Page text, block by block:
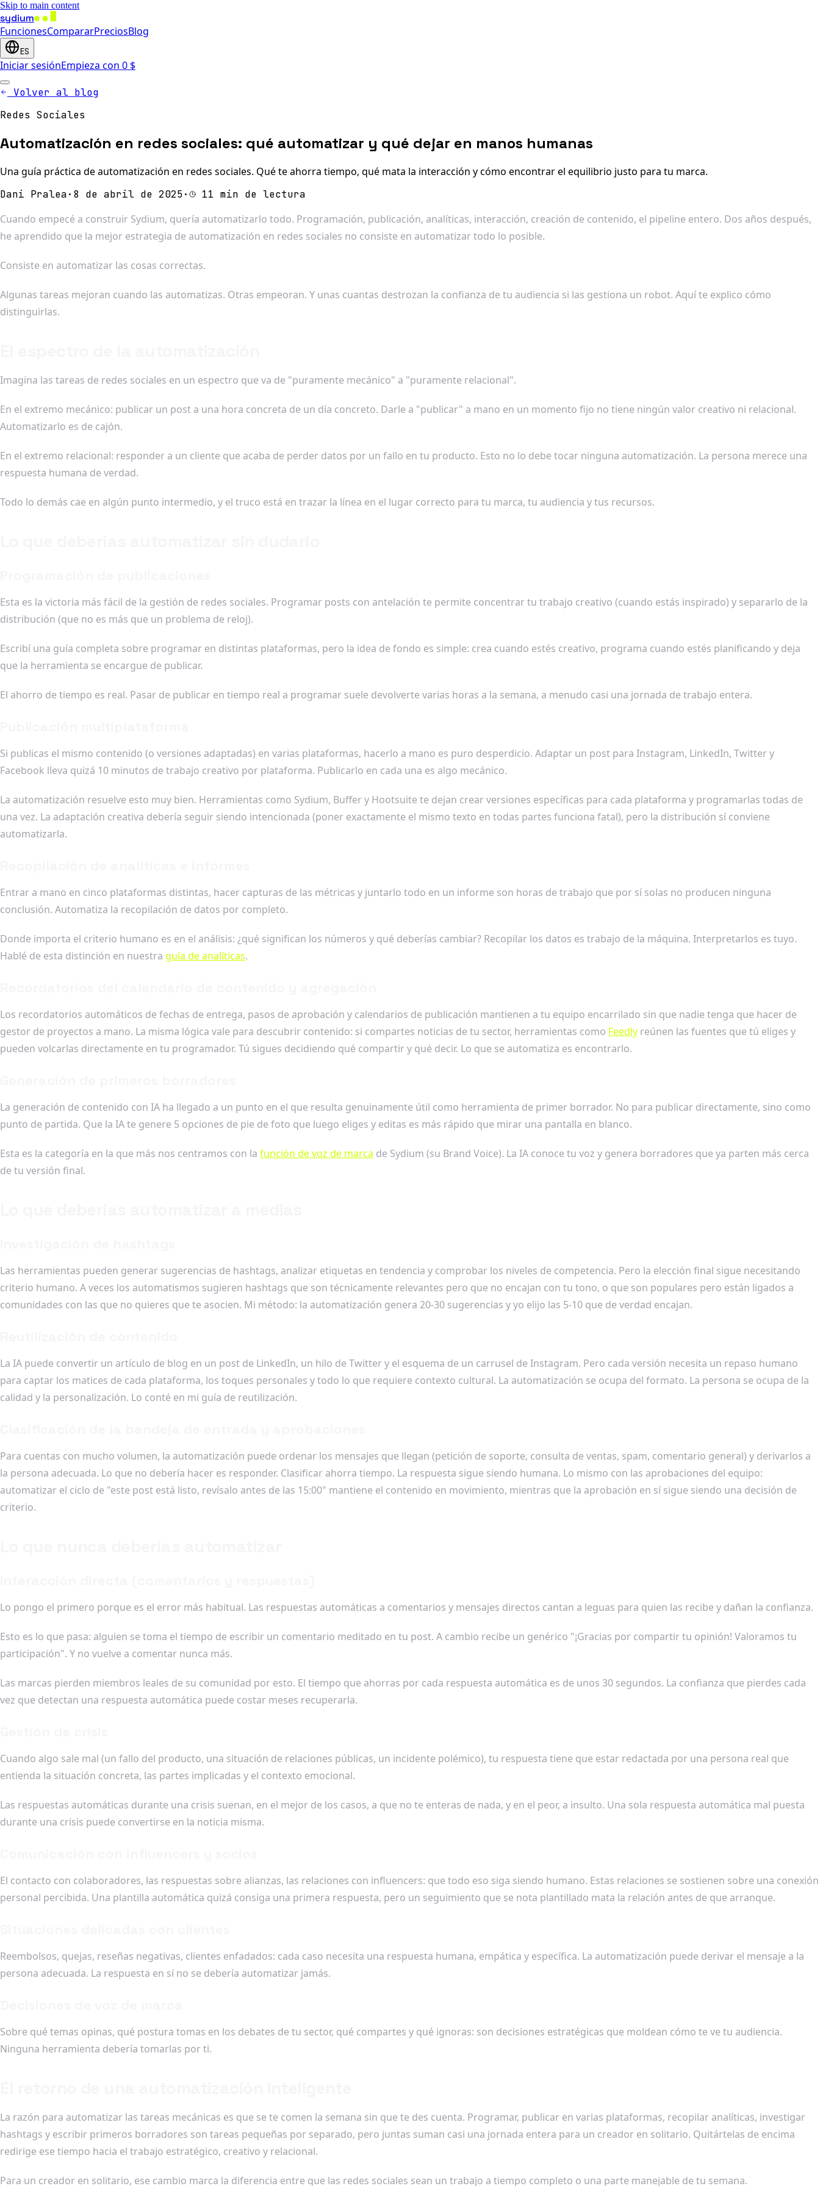
Skip to main content
sydium
FuncionesCompararPreciosBlog
ES
Iniciar sesiónEmpieza con 0 $
Volver al blog
Redes Sociales
Automatización en redes sociales: qué automatizar y qué dejar en manos humanas
Una guía práctica de automatización en redes sociales. Qué te ahorra tiempo, qué mata la interacción y cómo encontrar el equilibrio justo para tu marca.
Dani Pralea· 8 de abril de 2025· 11 min de lectura
Cuando empecé a construir Sydium, quería automatizarlo todo. Programación, publicación, analíticas, interacción, creación de contenido, el pipeline entero. Dos años después,
he aprendido que la mejor estrategia de automatización en redes sociales no consiste en automatizar todo lo posible.
Consiste en automatizar las cosas correctas.
Algunas tareas mejoran cuando las automatizas. Otras empeoran. Y unas cuantas destrozan la confianza de tu audiencia si las gestiona un robot. Aquí te explico cómo
distinguirlas.
Imagina las tareas de redes sociales en un espectro que va de "puramente mecánico" a "puramente relacional".
En el extremo mecánico: publicar un post a una hora concreta de un día concreto. Darle a "publicar" a mano en un momento fijo no tiene ningún valor creativo ni relacional.
Automatizarlo es de cajón.
En el extremo relacional: responder a un cliente que acaba de perder datos por un fallo en tu producto. Esto no lo debe tocar ninguna automatización. La persona merece una
respuesta humana de verdad.
Todo lo demás cae en algún punto intermedio, y el truco está en trazar la línea en el lugar correcto para tu marca, tu audiencia y tus recursos.
Esta es la victoria más fácil de la gestión de redes sociales. Programar posts con antelación te permite concentrar tu trabajo creativo (cuando estás inspirado) y separarlo de la
distribución (que no es más que un problema de reloj).
Escribí una guía completa sobre programar en distintas plataformas, pero la idea de fondo es simple: crea cuando estés creativo, programa cuando estés planificando y deja
que la herramienta se encargue de publicar.
El ahorro de tiempo es real. Pasar de publicar en tiempo real a programar suele devolverte varias horas a la semana, a menudo casi una jornada de trabajo entera.
Si publicas el mismo contenido (o versiones adaptadas) en varias plataformas, hacerlo a mano es puro desperdicio. Adaptar un post para Instagram, LinkedIn, Twitter y
Facebook lleva quizá 10 minutos de trabajo creativo por plataforma. Publicarlo en cada una es algo mecánico.
La automatización resuelve esto muy bien. Herramientas como Sydium, Buffer y Hootsuite te dejan crear versiones específicas para cada plataforma y programarlas todas de
una vez. La adaptación creativa debería seguir siendo intencionada (poner exactamente el mismo texto en todas partes funciona fatal), pero la distribución sí conviene
automatizarla.
Entrar a mano en cinco plataformas distintas, hacer capturas de las métricas y juntarlo todo en un informe son horas de trabajo que por sí solas no producen ninguna
conclusión. Automatiza la recopilación de datos por completo.
Donde importa el criterio humano es en el análisis: ¿qué significan los números y qué deberías cambiar? Recopilar los datos es trabajo de la máquina. Interpretarlos es tuyo.
Hablé de esta distinción en nuestra guía de analíticas.
Los recordatorios automáticos de fechas de entrega, pasos de aprobación y calendarios de publicación mantienen a tu equipo encarrilado sin que nadie tenga que hacer de
gestor de proyectos a mano. La misma lógica vale para descubrir contenido: si compartes noticias de tu sector, herramientas como Feedly reúnen las fuentes que tú eliges y
pueden volcarlas directamente en tu programador. Tú sigues decidiendo qué compartir y qué decir. Lo que se automatiza es encontrarlo.
La generación de contenido con IA ha llegado a un punto en el que resulta genuinamente útil como herramienta de primer borrador. No para publicar directamente, sino como
punto de partida. Que la IA te genere 5 opciones de pie de foto que luego eliges y editas es más rápido que mirar una pantalla en blanco.
Esta es la categoría en la que más nos centramos con la función de voz de marca de Sydium (su Brand Voice). La IA conoce tu voz y genera borradores que ya parten más cerca
de tu versión final.
Las herramientas pueden generar sugerencias de hashtags, analizar etiquetas en tendencia y comprobar los niveles de competencia. Pero la elección final sigue necesitando
criterio humano. A veces los automatismos sugieren hashtags que son técnicamente relevantes pero que no encajan con tu tono, o que son populares pero están ligados a
comunidades con las que no quieres que te asocien. Mi método: la automatización genera 20-30 sugerencias y yo elijo las 5-10 que de verdad encajan.
La IA puede convertir un artículo de blog en un post de LinkedIn, un hilo de Twitter y el esquema de un carrusel de Instagram. Pero cada versión necesita un repaso humano
para captar los matices de cada plataforma, los toques personales y todo lo que requiere contexto cultural. La automatización se ocupa del formato. La persona se ocupa de la
calidad y la personalización. Lo conté en mi guía de reutilización.
Para cuentas con mucho volumen, la automatización puede ordenar los mensajes que llegan (petición de soporte, consulta de ventas, spam, comentario general) y derivarlos a
la persona adecuada. Lo que no debería hacer es responder. Clasificar ahorra tiempo. La respuesta sigue siendo humana. Lo mismo con las aprobaciones del equipo:
automatizar el ciclo de "este post está listo, revísalo antes de las 15:00" mantiene el contenido en movimiento, mientras que la aprobación en sí sigue siendo una decisión de
criterio.
Lo pongo el primero porque es el error más habitual. Las respuestas automáticas a comentarios y mensajes directos cantan a leguas para quien las recibe y dañan la confianza.
Esto es lo que pasa: alguien se toma el tiempo de escribir un comentario meditado en tu post. A cambio recibe un genérico "¡Gracias por compartir tu opinión! Valoramos tu
participación". Y no vuelve a comentar nunca más.
Las marcas pierden miembros leales de su comunidad por esto. El tiempo que ahorras por cada respuesta automática es de unos 30 segundos. La confianza que pierdes cada
vez que detectan una respuesta automática puede costar meses recuperarla.
Cuando algo sale mal (un fallo del producto, una situación de relaciones públicas, un incidente polémico), tu respuesta tiene que estar redactada por una persona real que
entienda la situación concreta, las partes implicadas y el contexto emocional.
Las respuestas automáticas durante una crisis suenan, en el mejor de los casos, a que no te enteras de nada, y en el peor, a insulto. Una sola respuesta automática mal puesta
durante una crisis puede convertirse en la noticia misma.
El contacto con colaboradores, las respuestas sobre alianzas, las relaciones con influencers: que todo eso siga siendo humano. Estas relaciones se sostienen sobre una conexión
personal percibida. Una plantilla automática quizá consiga una primera respuesta, pero un seguimiento que se nota plantillado mata la relación antes de que arranque.
Reembolsos, quejas, reseñas negativas, clientes enfadados: cada caso necesita una respuesta humana, empática y específica. La automatización puede derivar el mensaje a la
persona adecuada. La respuesta en sí no se debería automatizar jamás.
Sobre qué temas opinas, qué postura tomas en los debates de tu sector, qué compartes y qué ignoras: son decisiones estratégicas que moldean cómo te ve tu audiencia.
Ninguna herramienta debería tomarlas por ti.
La razón para automatizar las tareas mecánicas es que se te comen la semana sin que te des cuenta. Programar, publicar en varias plataformas, recopilar analíticas, investigar
hashtags y escribir primeros borradores son tareas pequeñas por separado, pero juntas suman casi una jornada entera para un creador en solitario. Quitártelas de encima
redirige ese tiempo hacia el trabajo estratégico, creativo y relacional.
Para un creador en solitario, ese cambio marca la diferencia entre que las redes sociales sean un trabajo a tiempo completo o una parte manejable de tu semana.